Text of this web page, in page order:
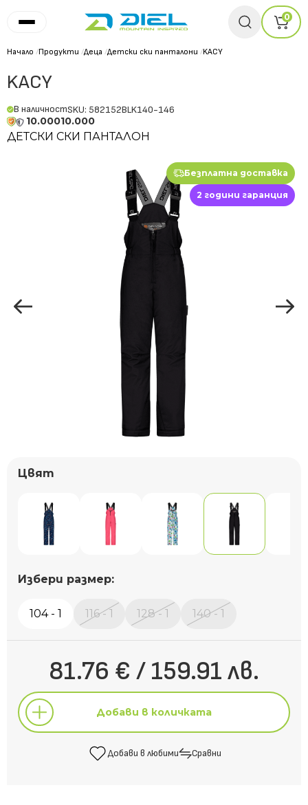
0
Начало /Продукти /Деца /Детски ски панталони /KACY
KACY
В наличностSKU: 582152BLK140-146
10.00010.000
ДЕТСКИ СКИ ПАНТАЛОН
Безплатна доставка
2 години гаранция
Цвят
Избери размер:
104 - 1 116 - 1 128 - 1 140 - 1
81.76 € / 159.91 лв.
Добави в количката
Добави в любими Сравни